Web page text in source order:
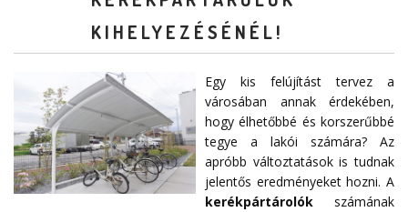
KIHELYEZÉSÉNÉL!
Egy kis felújítást tervez a
városában annak érdekében,
hogy élhetőbbé és korszerűbbé
tegye a lakói számára? Az
apróbb változtatások is tudnak
jelentős eredményeket hozni. A
kerékpártárolók számának